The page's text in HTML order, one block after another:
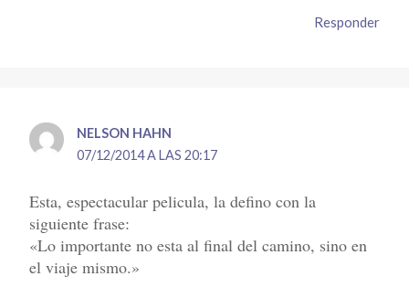
Responder
NELSON HAHN
07/12/2014 A LAS 20:17
Esta, espectacular pelicula, la defino con la
siguiente frase:
«Lo importante no esta al final del camino, sino en
el viaje mismo.»